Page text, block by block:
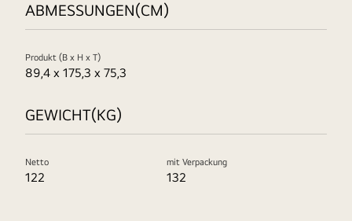
ABMESSUNGEN(CM)
Produkt (B x H x T)
89,4 x 175,3 x 75,3
GEWICHT(KG)
Netto
122
mit Verpackung
132